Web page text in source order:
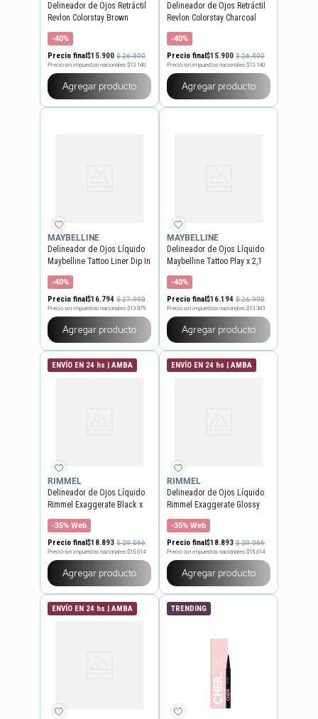
Delineador de Ojos Retráctil
Revlon Colorstay Brown
-40%
Precio final$15.900 $26.500
Precio sin impuestos nacionales $13.140
Agregar producto
Delineador de Ojos Retráctil
Revlon Colorstay Charcoal
-40%
Precio final$15.900 $26.500
Precio sin impuestos nacionales $13.140
Agregar producto
MAYBELLINE
Delineador de Ojos Líquido
Maybelline Tattoo Liner Dip In
48H
-40%
Precio final$16.794 $27.990
Precio sin impuestos nacionales $13.879
Agregar producto
MAYBELLINE
Delineador de Ojos Líquido
Maybelline Tattoo Play x 2,1
ml
-40%
Precio final$16.194 $26.990
Precio sin impuestos nacionales $13.383
Agregar producto
ENVÍO EN 24 hs | AMBA
RIMMEL
Delineador de Ojos Líquido
Rimmel Exaggerate Black x
2,5 ml
-35% Web
Precio final$18.893 $29.066
Precio sin impuestos nacionales $15.614
Agregar producto
ENVÍO EN 24 hs | AMBA
RIMMEL
Delineador de Ojos Líquido
Rimmel Exaggerate Glossy
Black x 2,5 ml
-35% Web
Precio final$18.893 $29.066
Precio sin impuestos nacionales $15.614
Agregar producto
ENVÍO EN 24 hs | AMBA TRENDING